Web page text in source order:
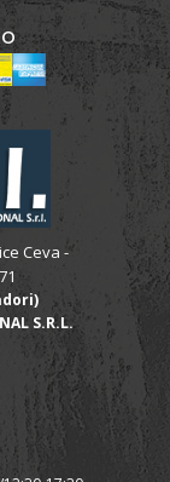
Ceva -
S.R.L.